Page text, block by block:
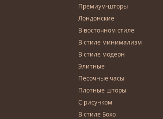
Премиум-шторы
Лондонские
В восточном стиле
В стиле минимализм
В стиле модерн
Элитные
Песочные часы
Плотные шторы
С рисунком
В стиле Бохо